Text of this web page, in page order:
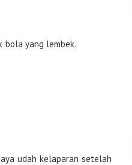
bola yang lembek.
udah kelaparan setelah